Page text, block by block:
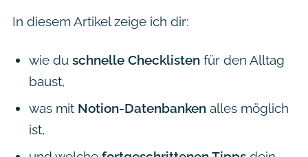
In diesem Artikel zeige ich dir:
wie du schnelle Checklistenfür den Alltag
baust,
was mit Notion-Datenbankenalles möglich
ist,